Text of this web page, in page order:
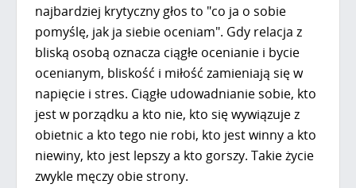
najbardziej krytyczny głos to "co ja o sobie
pomyślę, jak ja siebie oceniam". Gdy relacja z
bliską osobą oznacza ciągłe ocenianie i bycie
ocenianym, bliskość i miłość zamieniają się w
napięcie i stres. Ciągłe udowadnianie sobie, kto
jest w porządku a kto nie, kto się wywiązuje z
obietnic a kto tego nie robi, kto jest winny a kto
niewiny, kto jest lepszy a kto gorszy. Takie życie
zwykle męczy obie strony.